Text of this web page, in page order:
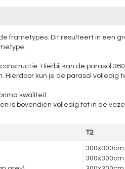
frametypes. Dit resulteert in een
Hierbij kan de parasol
kun je de parasol volledig
kwaliteit.
is bovendien volledig tot in de
T2